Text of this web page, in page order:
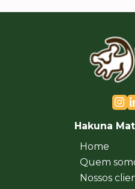
Hakuna
Home
Quem
Nossos